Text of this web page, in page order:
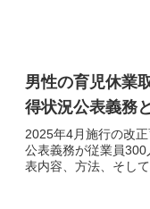
男性の育児休業
得状況公表義務
2025年4月施行の改
公表義務が従業員
表内容、方法、そし